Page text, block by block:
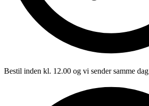
Bestil inden kl. 12.00 og vi sender samme dag